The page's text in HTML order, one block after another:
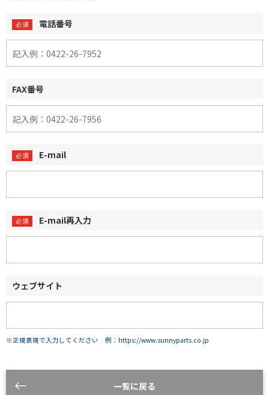
電話番号
FAX番号
E-mail
E-mail再入力
ウェブサイト
※正規表現で入力してください 例：https://www.sunnyparts.co.jp
一覧に戻る